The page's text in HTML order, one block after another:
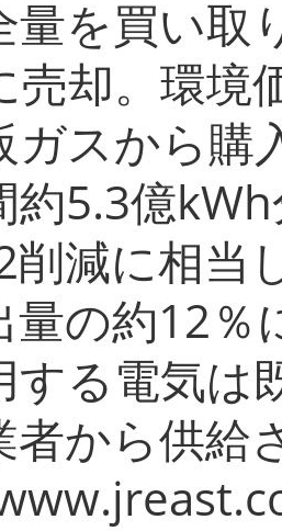
量を買い取
売却。環境
ガスから購
約5.3億
削減に相当
量の約12％
する電気は
者から供給